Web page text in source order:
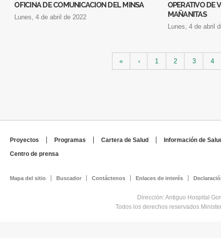
OFICINA DE COMUNICACION DEL MINSA
lunes, 4 de abril de 2022
OPERATIVO DE
MAÑANITAS
lunes, 4 de abril
« ‹ 1 2 3 4
Proyectos Programas Cartera de Salud
Información de
Centro de prensa
Mapa del sitio Buscador Contáctenos Enlaces de interés
Dirección: Antiguo Hospital
Todos los derechos reservados